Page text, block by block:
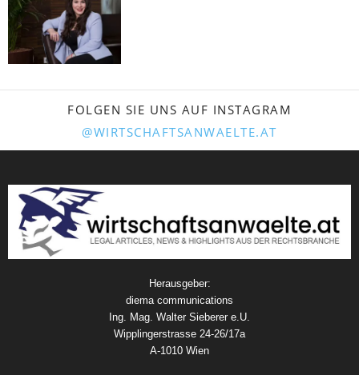
FOLGEN SIE UNS AUF INSTAGRAM
@WIRTSCHAFTSANWAELTE.AT
Herausgeber:
diema communications
Ing. Mag. Walter Sieberer e.U.
Wipplingerstrasse 24-26/17a
A-1010 Wien